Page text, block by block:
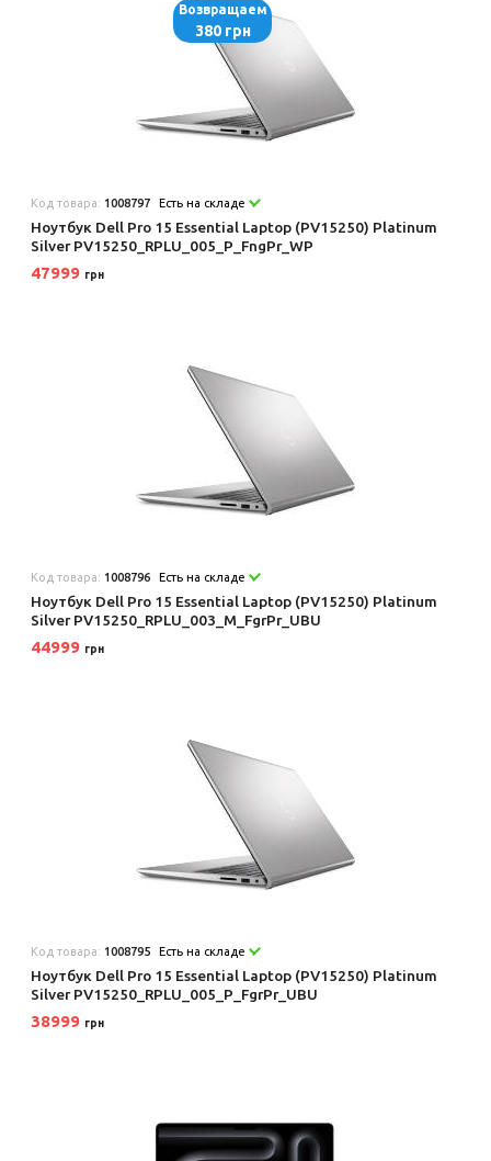
Возвращаем
380 грн
Код товара: 1008797 Есть на складе
Ноутбук Dell Pro 15 Essential Laptop (PV15250) Platinum
Silver PV15250_RPLU_005_P_FngPr_WP
47999 грн
Код товара: 1008796 Есть на складе
Ноутбук Dell Pro 15 Essential Laptop (PV15250) Platinum
Silver PV15250_RPLU_003_M_FgrPr_UBU
44999 грн
Код товара: 1008795 Есть на складе
Ноутбук Dell Pro 15 Essential Laptop (PV15250) Platinum
Silver PV15250_RPLU_005_P_FgrPr_UBU
38999 грн